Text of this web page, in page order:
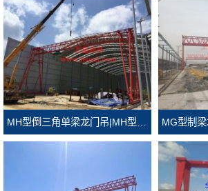
MH型倒三角单梁龙门吊|MH型倒三角龙门吊